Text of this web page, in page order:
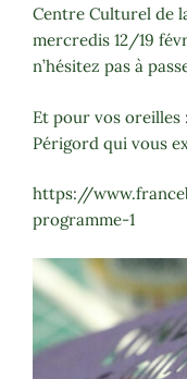
Centre Culturel de
mercredis 12/19
n’hésitez pas à
Et pour vos oreilles
Périgord qui vous
https://
programme-1